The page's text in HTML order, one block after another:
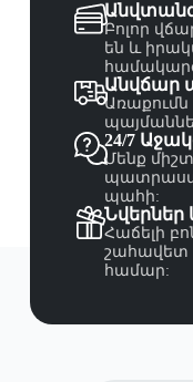
Բոլոր
են և
Անվճար
Առաքումն
24/7
Մենք
պատրաստ
պահի:
Նվերներ
Հաճելի
շահավետ
համար: